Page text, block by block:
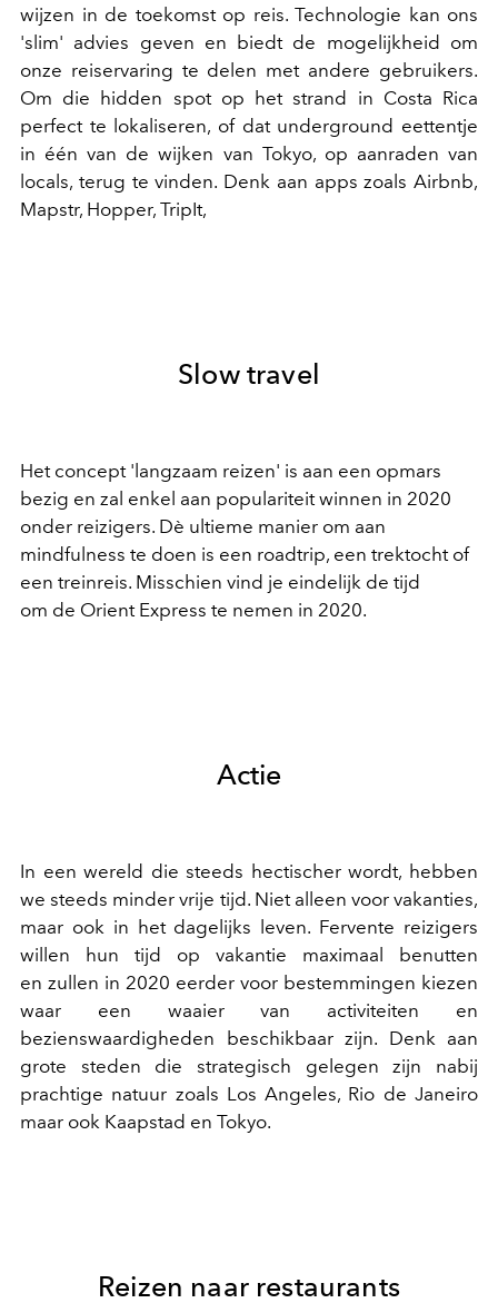
wijzen in de toekomst op reis. Technologie kan ons
'slim' advies geven en biedt de mogelijkheid om
onze reiservaring te delen met andere gebruikers.
Om die hidden spot op het strand in Costa Rica
perfect te lokaliseren, of dat underground eettentje
in één van de wijken van Tokyo, op aanraden van
locals, terug te vinden. Denk aan apps zoals Airbnb,
Mapstr, Hopper, TripIt,
Slow travel
Het concept 'langzaam reizen' is aan een opmars
bezig en zal enkel aan populariteit winnen in 2020
onder reizigers. Dè ultieme manier om aan
mindfulness te doen is een roadtrip, een trektocht of
een treinreis. Misschien vind je eindelijk de tijd
om de Orient Express te nemen in 2020.
Actie
In een wereld die steeds hectischer wordt, hebben
we steeds minder vrije tijd. Niet alleen voor vakanties,
maar ook in het dagelijks leven. Fervente reizigers
willen hun tijd op vakantie maximaal benutten
en zullen in 2020 eerder voor bestemmingen kiezen
waar een waaier van activiteiten en
bezienswaardigheden beschikbaar zijn. Denk aan
grote steden die strategisch gelegen zijn nabij
prachtige natuur zoals Los Angeles, Rio de Janeiro
maar ook Kaapstad en Tokyo.
Reizen naar restaurants